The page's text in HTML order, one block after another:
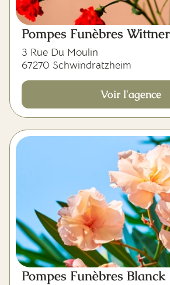
Pompes Funèbres Wittner
3 Rue Du Moulin
67270 Schwindratzheim
Voir l'agence
Pompes Funèbres Blanck